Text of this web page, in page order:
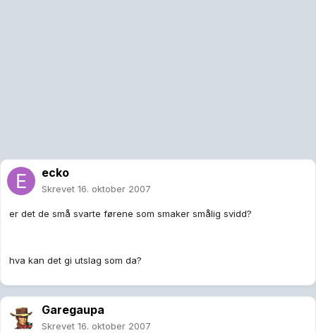
ecko
Skrevet 16. oktober 2007
er det de små svarte førene som smaker smålig svidd?
hva kan det gi utslag som da?
Garegaupa
Skrevet 16. oktober 2007